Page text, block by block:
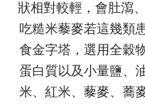
狀相對較輕，會肚瀉
吃糙米藜麥若這幾類
食金字塔，選用全穀
蛋白質以及小量鹽、
米、紅米、藜麥、蕎